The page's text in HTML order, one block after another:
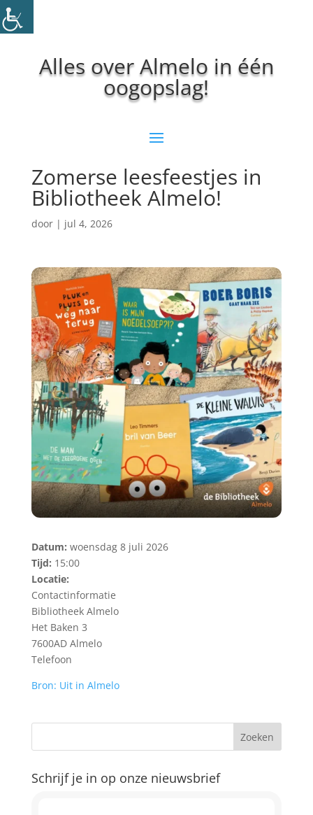
Alles over Almelo in één
oogopslag!
Zomerse leesfeestjes in
Bibliotheek Almelo!
door | jul 4, 2026
Datum: woensdag 8 juli 2026
Tijd: 15:00
Locatie:
Contactinformatie
Bibliotheek Almelo
Het Baken 3
7600AD Almelo
Telefoon
Bron: Uit in Almelo
Schrijf je in op onze nieuwsbrief